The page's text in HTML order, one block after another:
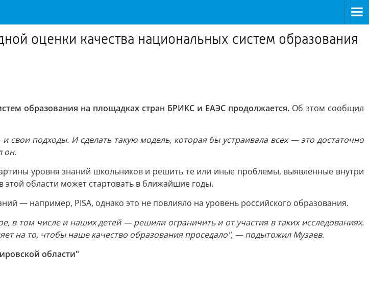
оценки качества национальных систем образования
образования на площадках стран БРИКС и ЕАЭС продолжается. Об этом сообщил
свои подходы. И сделать такую модель, которая бы устраивала всех — это достаточно
он.
уровня знаний школьников и решить те или иные проблемы, выявленные внутри
области может стартовать в ближайшие годы.
— например, PISA, однако это не повлияло на уровень российского образования.
в том числе и наших детей — решили ограничить и от участия в таких исследованиях.
на то, чтобы наше качество образования проседало", — подытожил Музаев.
области"